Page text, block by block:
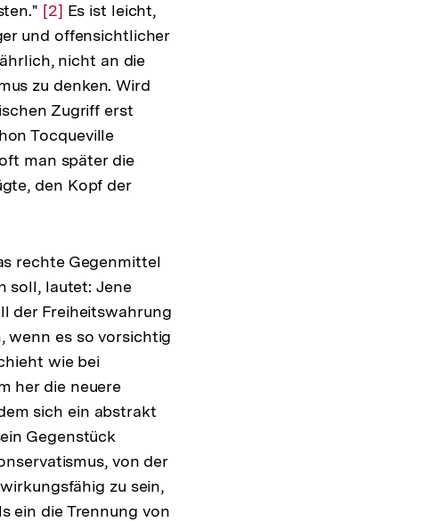
Zur
Auflösung
der
Fußnote
[2] Es ist leicht,
und offensichtlicher
nicht an die
zu denken. Wird
Zugriff erst
Tocqueville
man später die
den Kopf der
rechte Gegenmittel
soll, lautet: Jene
der Freiheitswahrung
wenn es so vorsichtig
wie bei
her die neuere
sich ein abstrakt
Gegenstück
von der
zu sein,
ein die Trennung von